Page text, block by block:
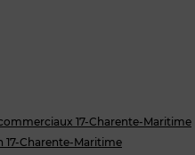
17-Charente-Maritime
17-Charente-Maritime